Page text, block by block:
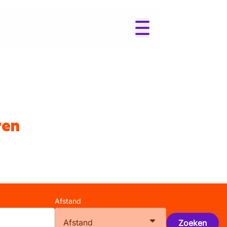
Afstand
Afstand Zoeken